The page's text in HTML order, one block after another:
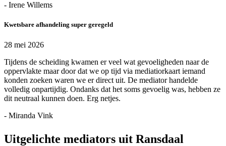
- Irene Willems
Kwetsbare afhandeling super geregeld
28 mei 2026
Tijdens de scheiding kwamen er veel wat gevoeligheden naar de
oppervlakte maar door dat we op tijd via mediatiorkaart iemand
konden zoeken waren we er direct uit. De mediator handelde
volledig onpartijdig. Ondanks dat het soms gevoelig was, hebben ze
dit neutraal kunnen doen. Erg netjes.
- Miranda Vink
Uitgelichte mediators uit Ransdaal